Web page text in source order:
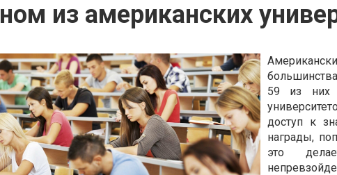
из американских
59 из них
доступ к
награды,
это